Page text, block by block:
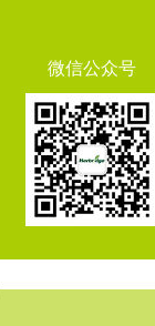
微信公众号